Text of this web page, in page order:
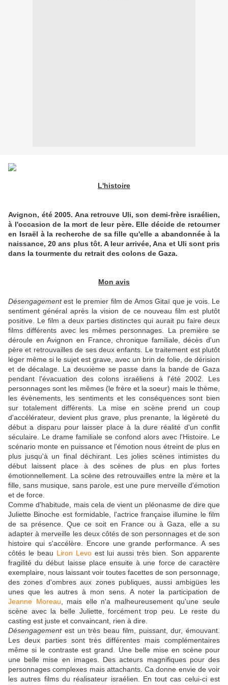
L'histoire
Avignon, été 2005. Ana retrouve Uli, son demi-frère israélien,
à l'occasion de la mort de leur père. Elle décide de retourner
en Israël à la recherche de sa fille qu'elle a abandonnée à la
naissance, 20 ans plus tôt. A leur arrivée, Ana et Uli sont pris
dans la tourmente du retrait des colons de Gaza.
Mon avis
Désengagementest le premier film de Amos Gitaï que je vois. Le
sentiment général après la vision de ce nouveau film est plutôt
positive. Le film a deux parties distinctes qui aurait pu faire deux
films différents avec les mêmes personnages. La première se
déroule en Avignon en France, chronique familiale, décès d'un
père et retrouvailles de ses deux enfants. Le traitement est plutôt
léger même si le sujet est grave, avec un brin de folie, de dérision
et de décalage. La deuxième se passe dans la bande de Gaza
pendant l'évacuation des colons israéliens à l'été 2002. Les
personnages sont les mêmes (le frère et la soeur) mais le thème,
les évènements, les sentiments et les conséquences sont bien
sur totalement différents. La mise en scène prend un coup
d'accélérateur, devient plus grave, plus prenante, la légèreté du
début a disparu pour laisser place à la dure réalité d'un conflit
séculaire. Le drame familiale se confond alors avec l'Histoire. Le
scénario monte en puissance et l'émotion nous étreint de plus en
plus jusqu'à un final déchirant. Les jolies scènes intimistes du
début laissent place à des scènes de plus en plus fortes
émotionnellement. La scène des retrouvailles entre la mère et la
fille, sans musique, sans parole, est une pure merveille d'émotion
et de force.
Comme d'habitude, mais cela de vient un pléonasme de dire que
Juliette Binoche est formidable, l'actrice française illumine le film
de sa présence. Que ce soit en France ou à Gaza, elle a su
adapter à merveille les deux côtés de son personnages et de son
histoire qui s'accélère. Encore une grande performance. A ses
côtés le beau Liron Levoest lui aussi très bien. Son apparente
fragilité du début laisse place ensuite à une force de caractère
exemplaire, nous laissant voir toutes facettes de son personnage,
des zones d'ombres aux zones publiques, aussi ambigües les
unes que les autres à mon sens. A noter la participation de
Jeanne Moreau, mais elle n'a malheureusement qu'une seule
scène avec la belle Juliette, forcément trop peu. Le reste du
casting est juste et convaincant, rien à dire.
Désengagementest un très beau film, puissant, dur, émouvant.
Les deux parties sont très différentes mais complémentaires
même si le contraste est grand. Une belle mise en scène pour
une belle mise en images. Des acteurs magnifiques pour des
personnages complexes mais attachants. Ca donne envie de voir
les autres films du réalisateur israélien. En tout cas celui-ci est